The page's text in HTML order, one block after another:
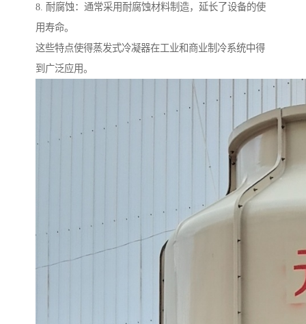
8. 耐腐蚀：通常采用耐腐蚀材料制造，延长了设备的使
用寿命。
这些特点使得蒸发式冷凝器在工业和商业制冷系统中得
到广泛应用。